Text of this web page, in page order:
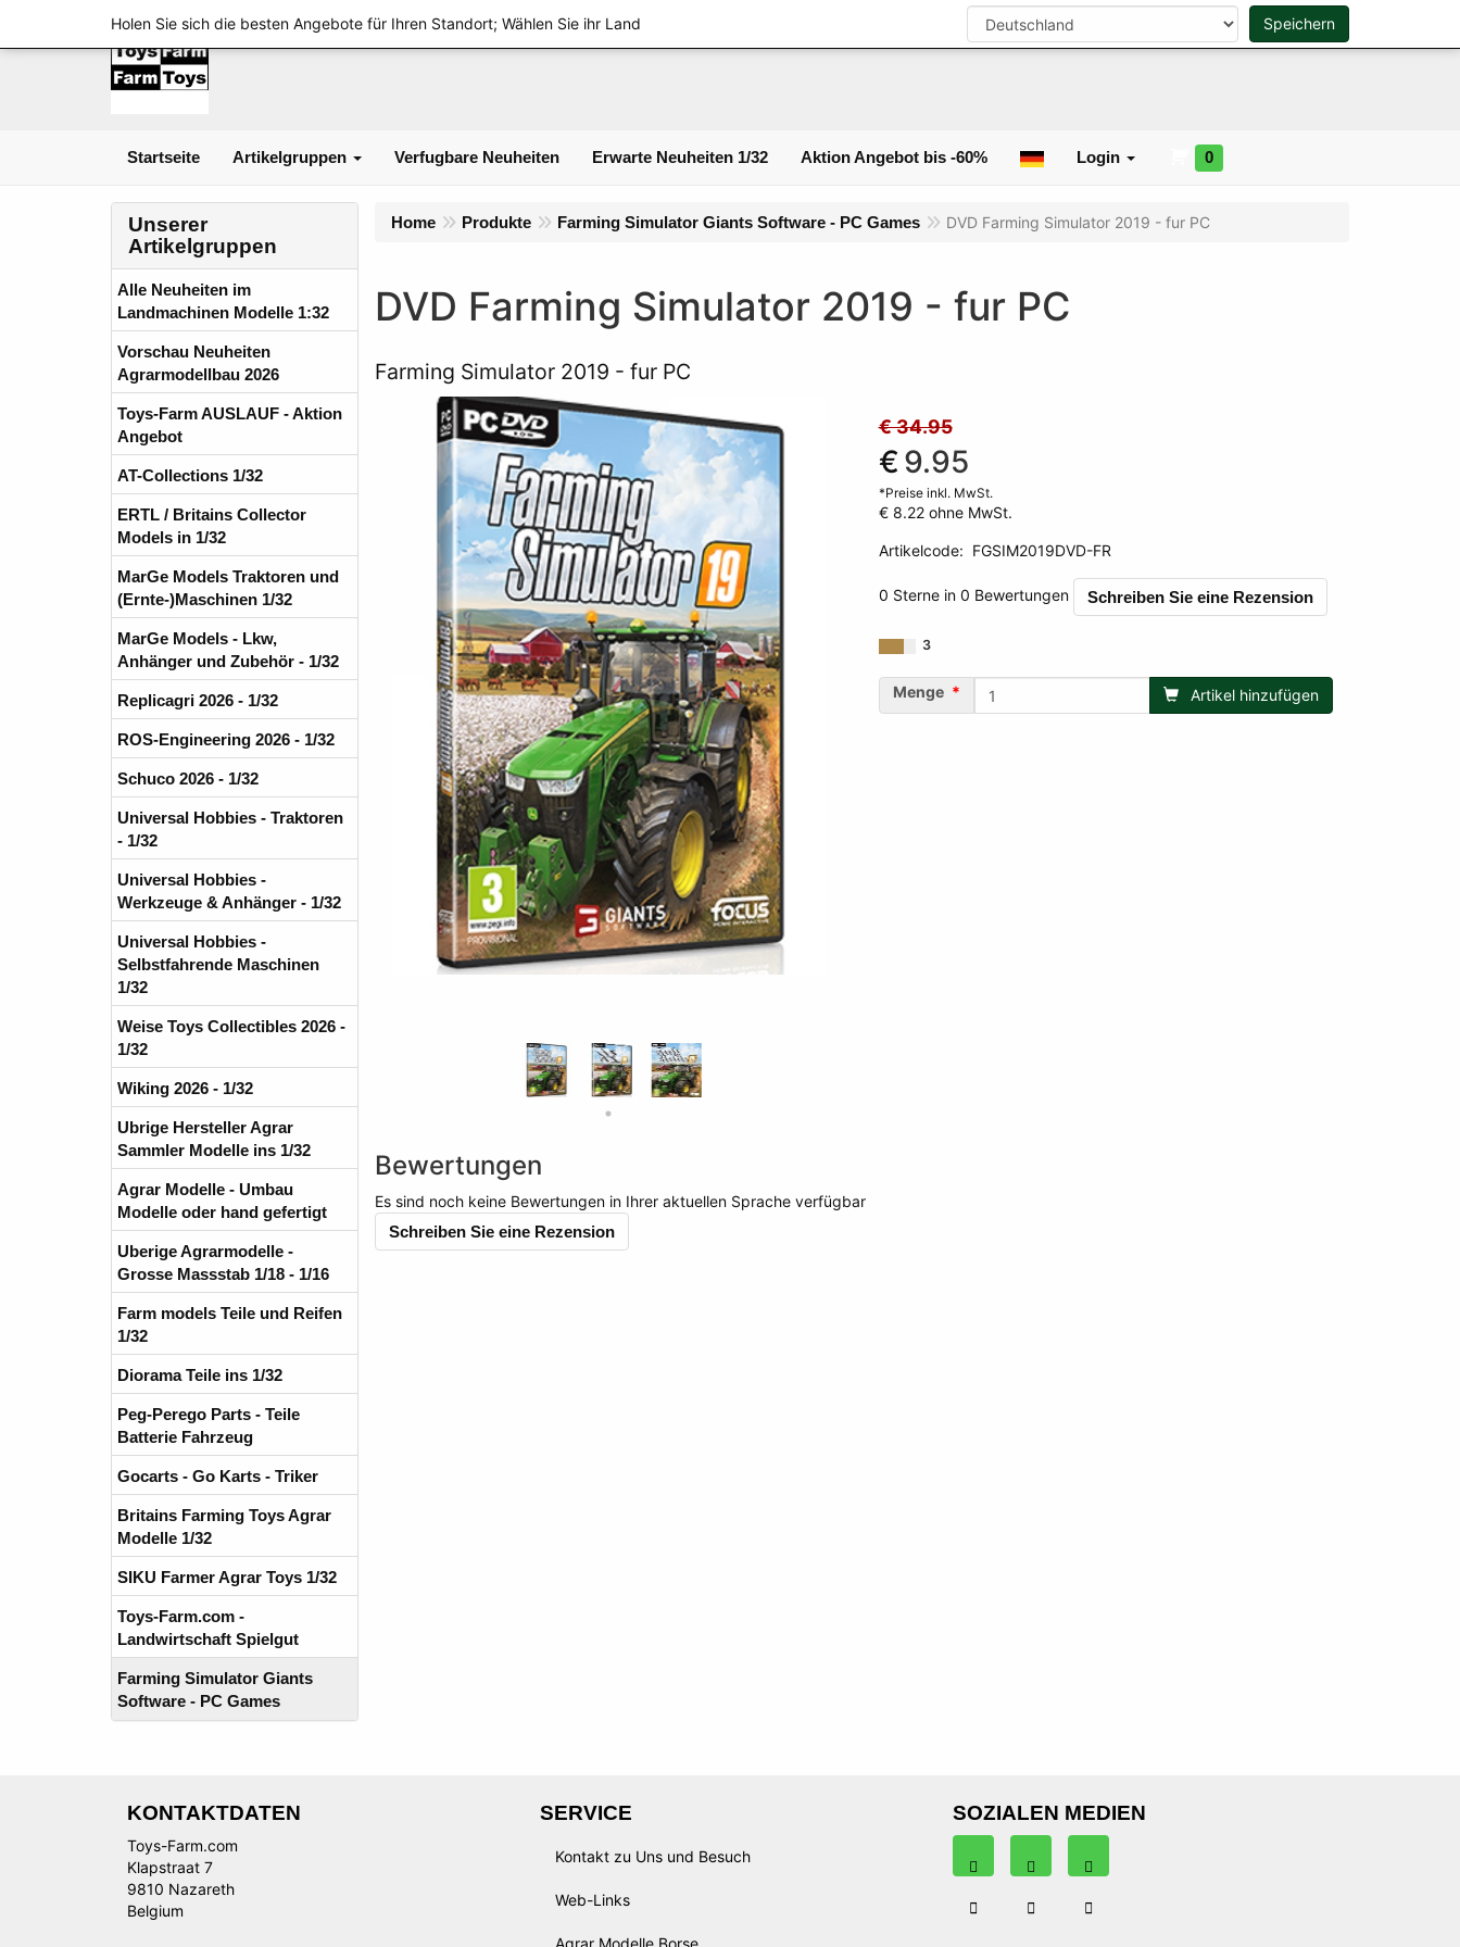
Suche 0
Startseite Artikelgruppen Verfugbare Neuheiten Erwarte Neuheiten 1/32 Aktion Angebot bis -60% Login 0
Unserer
Artikelgruppen
Alle Neuheiten im
Landmachinen Modelle 1:32
Vorschau Neuheiten
Agrarmodellbau 2026
Toys-Farm AUSLAUF - Aktion
Angebot
AT-Collections 1/32
ERTL / Britains Collector
Models in 1/32
MarGe Models Traktoren und
(Ernte-)Maschinen 1/32
MarGe Models - Lkw,
Anhänger und Zubehör - 1/32
Replicagri 2026 - 1/32
ROS-Engineering 2026 - 1/32
Schuco 2026 - 1/32
Universal Hobbies - Traktoren
- 1/32
Universal Hobbies -
Werkzeuge & Anhänger - 1/32
Universal Hobbies -
Selbstfahrende Maschinen
1/32
Weise Toys Collectibles 2026 -
1/32
Wiking 2026 - 1/32
Ubrige Hersteller Agrar
Sammler Modelle ins 1/32
Agrar Modelle - Umbau
Modelle oder hand gefertigt
Uberige Agrarmodelle -
Grosse Massstab 1/18 - 1/16
Farm models Teile und Reifen
1/32
Diorama Teile ins 1/32
Peg-Perego Parts - Teile
Batterie Fahrzeug
Gocarts - Go Karts - Triker
Britains Farming Toys Agrar
Modelle 1/32
SIKU Farmer Agrar Toys 1/32
Toys-Farm.com -
Landwirtschaft Spielgut
Farming Simulator Giants
Software - PC Games
Home Produkte Farming Simulator Giants Software - PC Games DVD Farming Simulator 2019 - fur PC
DVD Farming Simulator 2019 - fur PC
Farming Simulator 2019 - fur PC
€ 34.95
€ 9.95
*Preise inkl. MwSt.
€ 8.22 ohne MwSt.
Artikelcode: FGSIM2019DVD-FR
0 Sterne in 0 Bewertungen
Schreiben Sie eine Rezension
3
Menge Artikel hinzufügen
Bewertungen
Es sind noch keine Bewertungen in Ihrer aktuellen Sprache verfügbar
Schreiben Sie eine Rezension
KONTAKTDATEN
Toys-Farm.com
Klapstraat 7
9810 Nazareth
Belgium
SERVICE
Kontakt zu Uns und Besuch
Web-Links
Agrar Modelle Borse
SOZIALEN MEDIEN
Holen Sie sich die besten Angebote für Ihren Standort; Wählen Sie ihr Land Speichern